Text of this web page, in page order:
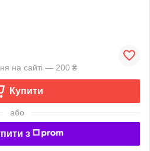
на сайті — 200 ₴
Купити
або
з